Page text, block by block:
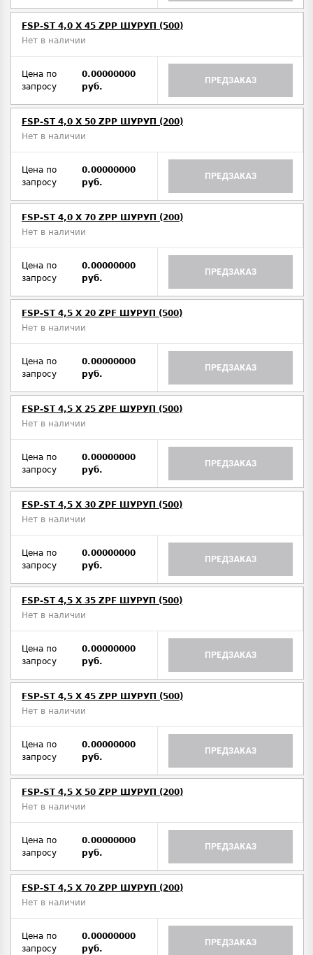
FSP-ST 4,0 X 45 ZPP ШУРУП (500)
Нет в наличии
Цена по
запросу
0.00000000
руб.
ПРЕДЗАКАЗ
FSP-ST 4,0 X 50 ZPP ШУРУП (200)
Нет в наличии
Цена по
запросу
0.00000000
руб.
ПРЕДЗАКАЗ
FSP-ST 4,0 X 70 ZPP ШУРУП (200)
Нет в наличии
Цена по
запросу
0.00000000
руб.
ПРЕДЗАКАЗ
FSP-ST 4,5 X 20 ZPF ШУРУП (500)
Нет в наличии
Цена по
запросу
0.00000000
руб.
ПРЕДЗАКАЗ
FSP-ST 4,5 X 25 ZPF ШУРУП (500)
Нет в наличии
Цена по
запросу
0.00000000
руб.
ПРЕДЗАКАЗ
FSP-ST 4,5 X 30 ZPF ШУРУП (500)
Нет в наличии
Цена по
запросу
0.00000000
руб.
ПРЕДЗАКАЗ
FSP-ST 4,5 X 35 ZPF ШУРУП (500)
Нет в наличии
Цена по
запросу
0.00000000
руб.
ПРЕДЗАКАЗ
FSP-ST 4,5 X 45 ZPP ШУРУП (500)
Нет в наличии
Цена по
запросу
0.00000000
руб.
ПРЕДЗАКАЗ
FSP-ST 4,5 X 50 ZPP ШУРУП (200)
Нет в наличии
Цена по
запросу
0.00000000
руб.
ПРЕДЗАКАЗ
FSP-ST 4,5 X 70 ZPP ШУРУП (200)
Нет в наличии
Цена по
запросу
0.00000000
руб.
ПРЕДЗАКАЗ